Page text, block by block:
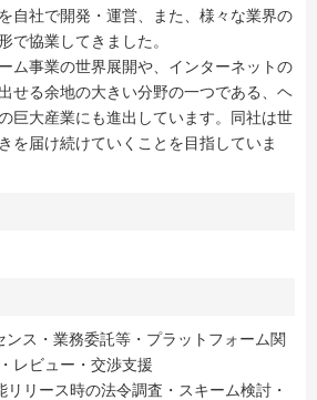
自社で開発・運営、また、様々な業界の
で協業してきました。
ム事業の世界展開や、インターネットの
せる余地の大きい分野の一つである、ヘ
巨大産業にも進出しています。同社は世
を届け続けていくことを目指していま
ンス・業務委託等・プラットフォーム関
レビュー・交渉支援
リリース時の法令調査・スキーム検討・